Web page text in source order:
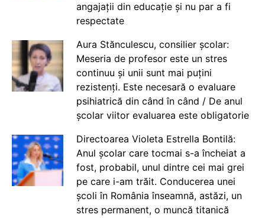
angajații din educație și nu par a fi
respectate
Aura Stănculescu, consilier școlar:
Meseria de profesor este un stres
continuu și unii sunt mai puțini
rezistenți. Este necesară o evaluare
psihiatrică din când în când / De anul
școlar viitor evaluarea este obligatorie
Directoarea Violeta Estrella Bontilă:
Anul școlar care tocmai s-a încheiat a
fost, probabil, unul dintre cei mai grei
pe care i-am trăit. Conducerea unei
școli în România înseamnă, astăzi, un
stres permanent, o muncă titanică